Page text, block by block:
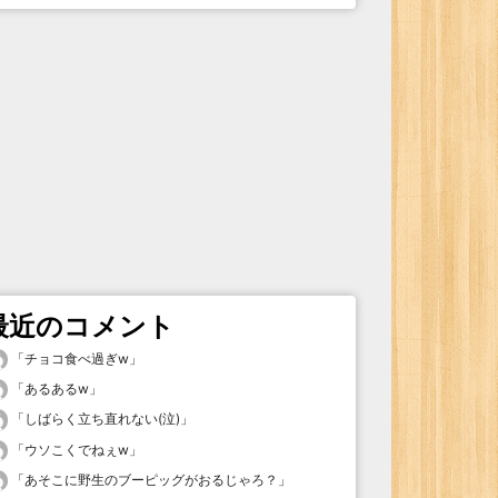
近のコメント
「チョコ食べ過ぎw 」
「あるあるw 」
「 しばらく立ち直れない(泣) 」
「ウソこくでねぇw 」
「あそこに野生のブーピッグがおるじゃろ？ 」